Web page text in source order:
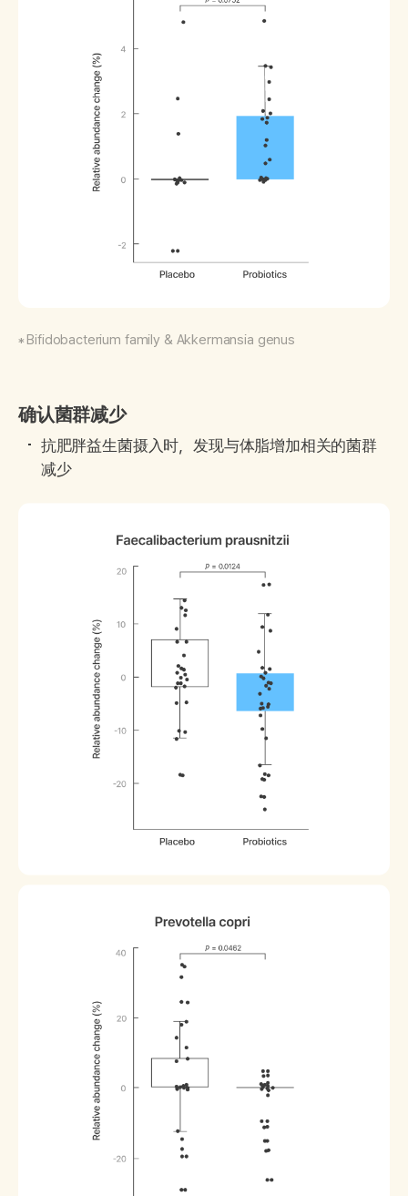
Bifidobacterium family & Akkermansia genus
确认菌群减少
抗肥胖益生菌摄入时，发现与体脂增加相关的菌群
减少